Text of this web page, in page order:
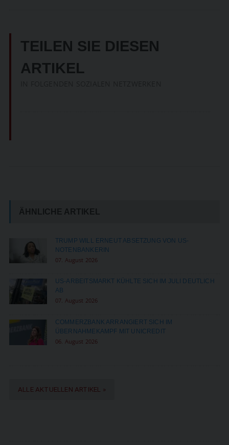
TEILEN SIE DIESEN
ARTIKEL
ÄHNLICHE ARTIKEL
TRUMP WILL ERNEUT ABSETZUNG VON US-
NOTENBANKERIN
07. August 2026
US-ARBEITSMARKT KÜHLTE SICH IM JULI DEUTLICH
AB
07. August 2026
COMMERZBANK ARRANGIERT SICH IM
ÜBERNAHMEKAMPF MIT UNICREDIT
06. August 2026
ALLE AKTUELLEN ARTIKEL »